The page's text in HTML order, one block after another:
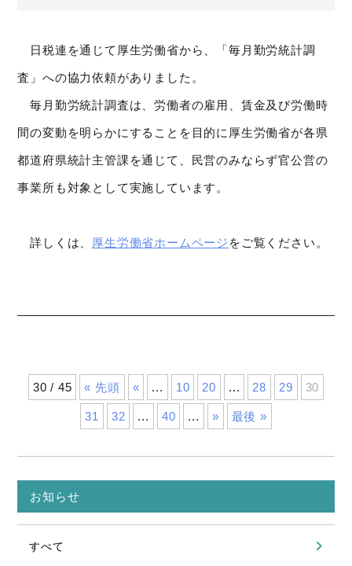
日税連を通じて厚生労働省から、「毎月勤労統計調
査」への協力依頼がありました。
毎月勤労統計調査は、労働者の雇用、賃金及び労働時
間の変動を明らかにすることを目的に厚生労働省が各県
都道府県統計主管課を通じて、民営のみならず官公営の
事業所も対象として実施しています。
詳しくは、 厚生労働省ホームページ をご覧ください。
30 / 45 « 先頭 « ... 10 20 ... 28 29 30
31 32 ... 40 ... » 最後 »
お知らせ
すべて